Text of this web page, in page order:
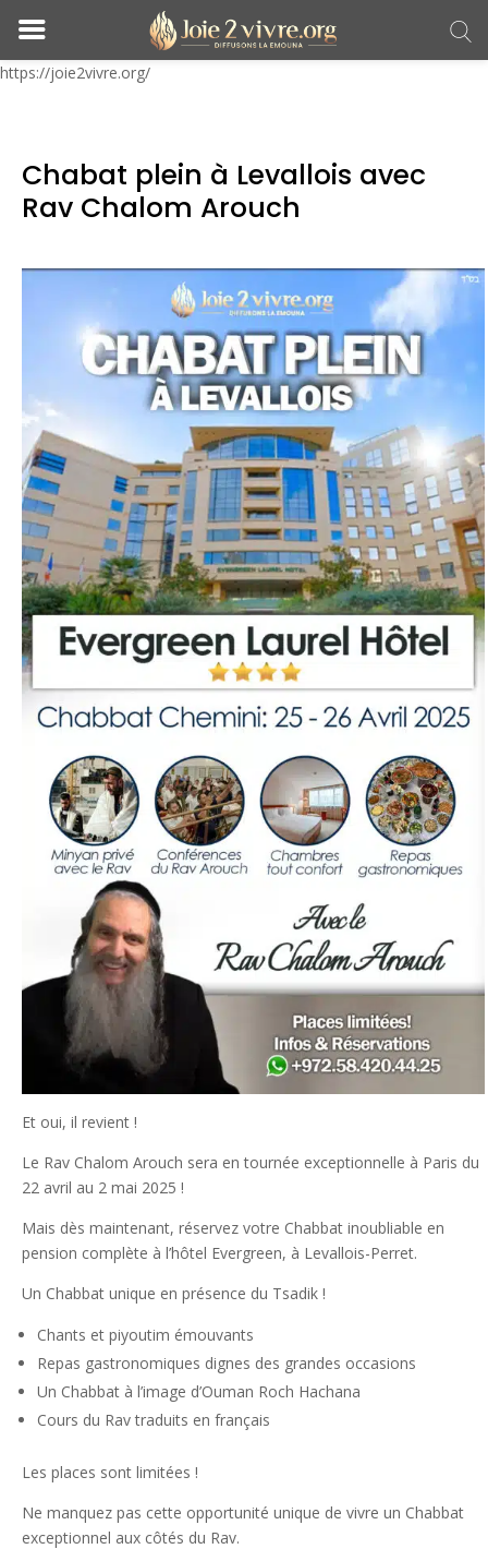
https://joie2vivre.org/
Chabat plein à Levallois avec
Rav Chalom Arouch
Et oui, il revient !
Le Rav Chalom Arouch sera en tournée exceptionnelle à Paris du
22 avril au 2 mai 2025 !
Mais dès maintenant, réservez votre Chabbat inoubliable en
pension complète à l’hôtel Evergreen, à Levallois-Perret.
Un Chabbat unique en présence du Tsadik !
Chants et piyoutim émouvants
Repas gastronomiques dignes des grandes occasions
Un Chabbat à l’image d’Ouman Roch Hachana
Cours du Rav traduits en français
Les places sont limitées !
Ne manquez pas cette opportunité unique de vivre un Chabbat
exceptionnel aux côtés du Rav.